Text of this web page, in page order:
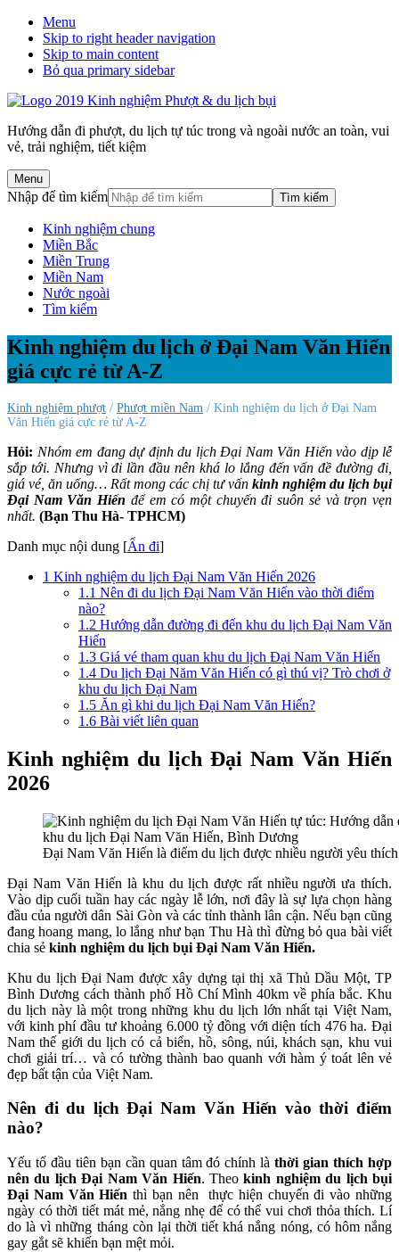
Menu
Skip to right header navigation
Skip to main content
Bỏ qua primary sidebar
Hướng dẫn đi phượt, du lịch tự túc trong và ngoài nước an toàn, vui
vẻ, trải nghiệm, tiết kiệm
Menu
Nhập để tìm kiếm
Kinh nghiệm chung
Miền Bắc
Miền Trung
Miền Nam
Nước ngoài
Tìm kiếm
Kinh nghiệm du lịch ở Đại Nam Văn Hiến
giá cực rẻ từ A-Z
Kinh nghiệm phượt / Phượt miền Nam / Kinh nghiệm du lịch ở Đại Nam
Văn Hiến giá cực rẻ từ A-Z
Hỏi: Nhóm em đang dự định du lịch Đại Nam Văn Hiến vào dịp lễ
sắp tới. Nhưng vì đi lần đầu nên khá lo lắng đến vấn đề đường đi,
giá vé, ăn uống… Rất mong các chị tư vấn kinh nghiệm du lịch bụi
Đại Nam Văn Hiến để em có một chuyến đi suôn sẻ và trọn vẹn
nhất. (Bạn Thu Hà- TPHCM)
Danh mục nội dung [Ẩn đi]
1 Kinh nghiệm du lịch Đại Nam Văn Hiến 2026
1.1 Nên đi du lịch Đại Nam Văn Hiến vào thời điểm
nào?
1.2 Hướng dẫn đường đi đến khu du lịch Đại Nam Văn
Hiến
1.3 Giá vé tham quan khu du lịch Đại Nam Văn Hiến
1.4 Du lịch Đại Năm Văn Hiến có gì thú vị? Trò chơi ở
khu du lịch Đại Nam
1.5 Ăn gì khi du lịch Đại Nam Văn Hiến?
1.6 Bài viết liên quan
Kinh nghiệm du lịch Đại Nam Văn Hiến
2026
Đại Nam Văn Hiến là điểm du lịch được nhiều người yêu thích
Đại Nam Văn Hiến là khu du lịch được rất nhiều người ưa thích.
Vào dịp cuối tuần hay các ngày lễ lớn, nơi đây là sự lựa chọn hàng
đầu của người dân Sài Gòn và các tỉnh thành lân cận. Nếu bạn cũng
đang hoang mang, lo lắng như bạn Thu Hà thì đừng bỏ qua bài viết
chia sẻ kinh nghiệm du lịch bụi Đại Nam Văn Hiến.
Khu du lịch Đại Nam được xây dựng tại thị xã Thủ Dầu Một, TP
Bình Dương cách thành phố Hồ Chí Mình 40km về phía bắc. Khu
du lịch này là một trong những khu du lịch lớn nhất tại Việt Nam,
với kinh phí đầu tư khoảng 6.000 tỷ đồng với diện tích 476 ha. Đại
Nam thế giới du lịch có cả biển, hồ, sông, núi, khách sạn, khu vui
chơi giải trí… và có tường thành bao quanh với hàm ý toát lên vẻ
đẹp bất tận của Việt Nam.
Nên đi du lịch Đại Nam Văn Hiến vào thời điểm
nào?
Yếu tố đầu tiên bạn cần quan tâm đó chính làthời gian thích hợp
nên du lịch Đại Nam Văn Hiến. Theokinh nghiệm du lịch bụi
Đại Nam Văn Hiếnthì bạn nên thực hiện chuyến đi vào những
ngày có thời tiết mát mẻ, nắng nhẹ để có thể vui chơi thỏa thích. Lí
do là vì những tháng còn lại thời tiết khá nắng nóng, có hôm nắng
gay gắt sẽ khiến bạn mệt mỏi.